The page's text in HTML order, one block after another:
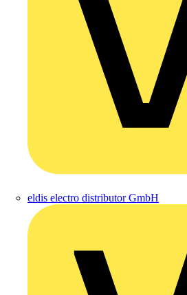
eldis electro distributor GmbH